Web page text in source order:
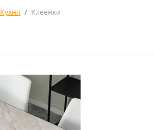
Кухня Клеенки